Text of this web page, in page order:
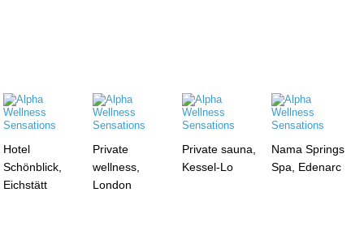
Hotel
Schönblick,
Eichstätt
Private
wellness,
London
Private sauna,
Kessel-Lo
Nama Springs
Spa, Edenarc